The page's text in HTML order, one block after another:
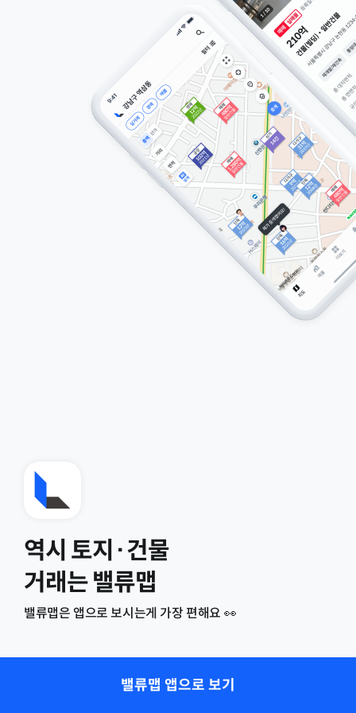
역시 토지·건물
거래는 밸류맵
밸류맵은 앱으로 보시는게 가장 편해요 👀
밸류맵 앱으로 보기